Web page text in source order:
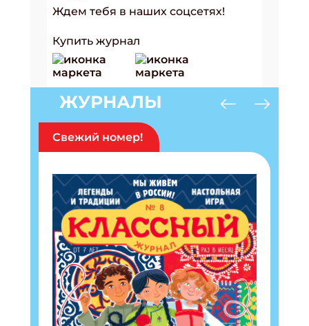
Ждем тебя в наших соцсетях!
Купить журнал
ЖУРНАЛЫ
Свежий номер!